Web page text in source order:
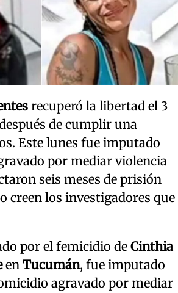
recuperó la libertad el 3
de cumplir una
Este lunes fue imputado
por mediar violencia
seis meses de prisión
creen los investigadores que
por el femicidio de Cinthia
en Tucumán, fue imputado
agravado por mediar